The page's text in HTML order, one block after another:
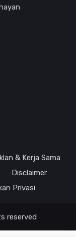
& Kerja Sama
Disclaimer
Privasi
reserved